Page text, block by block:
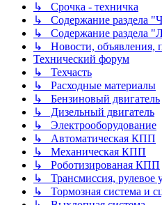
↳ Срочка - техничка
↳ Содержание раздела
↳ Содержание раздела
↳ Новости, объявления,
Технический форум
↳ Техчасть
↳ Расходные материалы
↳ Бензиновый двигатель
↳ Дизельный двигатель
↳ Электрооборудование
↳ Автоматическая КПП
↳ Механическая КПП
↳ Роботизированая КПП
↳ Трансмиссия, рулевое
↳ Тормозная система и